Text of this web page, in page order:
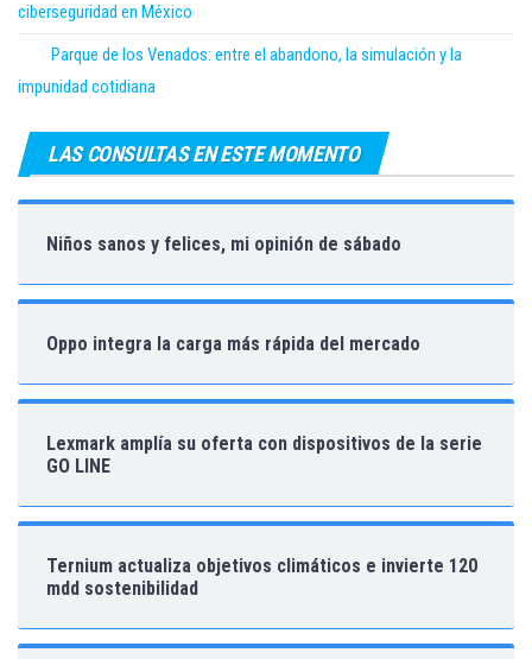
ciberseguridad en México
Parque de los Venados: entre el abandono, la simulación y la
impunidad cotidiana
LAS CONSULTAS EN ESTE MOMENTO
Niños sanos y felices, mi opinión de sábado
Oppo integra la carga más rápida del mercado
Lexmark amplía su oferta con dispositivos de la serie
GO LINE
Ternium actualiza objetivos climáticos e invierte 120
mdd sostenibilidad